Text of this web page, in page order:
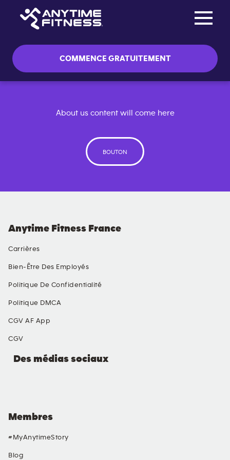
COMMENCE GRATUITEMENT
About us content will come here
BOUTON
Anytime Fitness France
Carrières
Bien-Être Des Employés
Politique De Confidentialité
Politique DMCA
CGV AF App
CGV
Membres
#MyAnytimeStory
Blog
Des médias sociaux